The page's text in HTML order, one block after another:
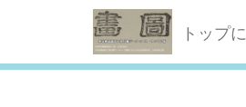
トップ